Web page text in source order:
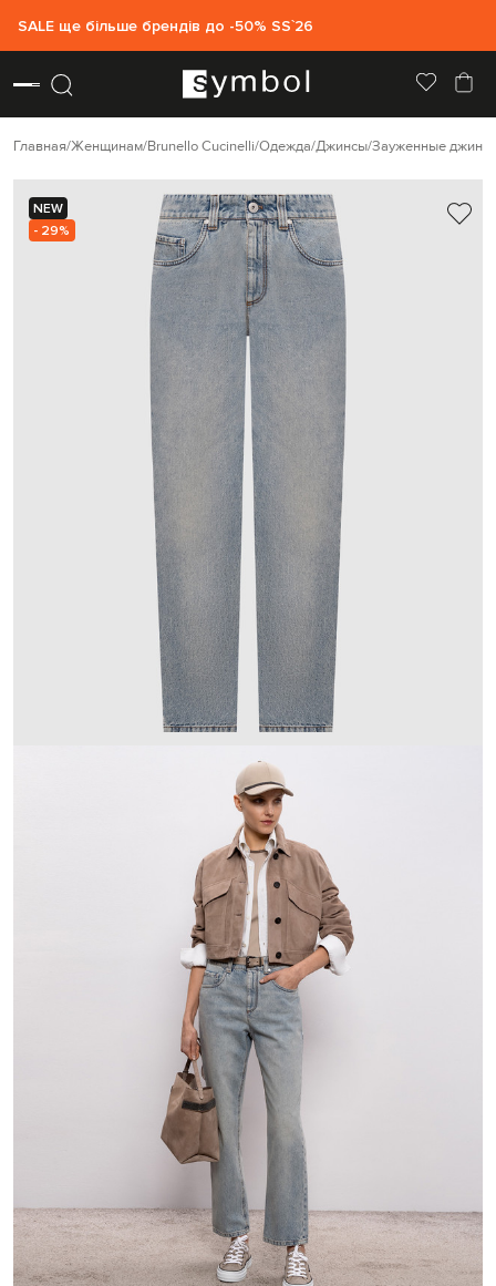
SALE ще більше брендів до -50% SS`26
Главная Женщинам Brunello Cucinelli Одежда Джинсы Зауженные
NEW
- 29%